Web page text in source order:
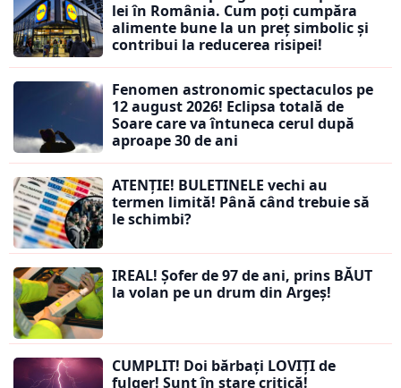
lei în România. Cum poți cumpăra
alimente bune la un preț simbolic și
contribui la reducerea risipei!
Fenomen astronomic spectaculos pe
12 august 2026! Eclipsa totală de
Soare care va întuneca cerul după
aproape 30 de ani
ATENȚIE! BULETINELE vechi au
termen limită! Până când trebuie să
le schimbi?
IREAL! Șofer de 97 de ani, prins BĂUT
la volan pe un drum din Argeș!
CUMPLIT! Doi bărbați LOVIȚI de
fulger! Sunt în stare critică!